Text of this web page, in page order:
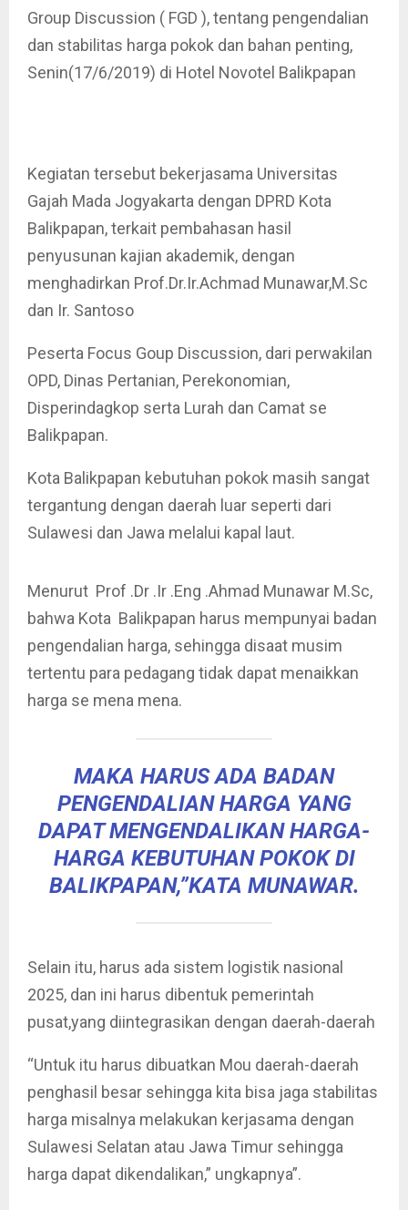
Group Discussion ( FGD ), tentang pengendalian
dan stabilitas harga pokok dan bahan penting,
Senin(17/6/2019) di Hotel Novotel Balikpapan
Kegiatan tersebut bekerjasama Universitas
Gajah Mada Jogyakarta dengan DPRD Kota
Balikpapan, terkait pembahasan hasil
penyusunan kajian akademik, dengan
menghadirkan Prof.Dr.Ir.Achmad Munawar,M.Sc
dan Ir. Santoso
Peserta Focus Goup Discussion, dari perwakilan
OPD, Dinas Pertanian, Perekonomian,
Disperindagkop serta Lurah dan Camat se
Balikpapan.
Kota Balikpapan kebutuhan pokok masih sangat
tergantung dengan daerah luar seperti dari
Sulawesi dan Jawa melalui kapal laut.
Menurut Prof .Dr .Ir .Eng .Ahmad Munawar M.Sc,
bahwa Kota Balikpapan harus mempunyai badan
pengendalian harga, sehingga disaat musim
tertentu para pedagang tidak dapat menaikkan
harga se mena mena.
MAKA HARUS ADA BADAN
PENGENDALIAN HARGA YANG
DAPAT MENGENDALIKAN HARGA-
HARGA KEBUTUHAN POKOK DI
BALIKPAPAN,”KATA MUNAWAR.
Selain itu, harus ada sistem logistik nasional
2025, dan ini harus dibentuk pemerintah
pusat,yang diintegrasikan dengan daerah-daerah
“Untuk itu harus dibuatkan Mou daerah-daerah
penghasil besar sehingga kita bisa jaga stabilitas
harga misalnya melakukan kerjasama dengan
Sulawesi Selatan atau Jawa Timur sehingga
harga dapat dikendalikan,” ungkapnya”.